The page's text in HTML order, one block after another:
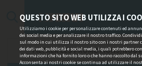
QUESTO SITO WEB UTILIZZA I
Utilizziamo i cookie per personalizzare contenuti ed
dei social media e per analizzare il nostro traffico.
sul modo in cui utilizza il nostro sito con i nostri partner
dei dati web, pubblicità e social media, i quali potrebbero
informazioni che ha fornito loro o che hanno raccolto dal
Acconsenta ai nostri cookie se continua ad utilizzare il
FILTRER LES PROMOTIONS/